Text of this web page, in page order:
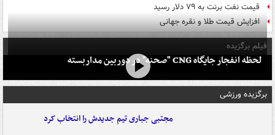
قیمت نفت برنت به ۷۹ دلار رسید
افزایش قیمت طلا و نقره جهانی
فیلم برگزیده
لحظه انفجار جایگاه CNG "صحنه" در دوربین مداربسته
برگزیده ورزشی
مجتبی جباری تیم جدیدش را انتخاب کرد